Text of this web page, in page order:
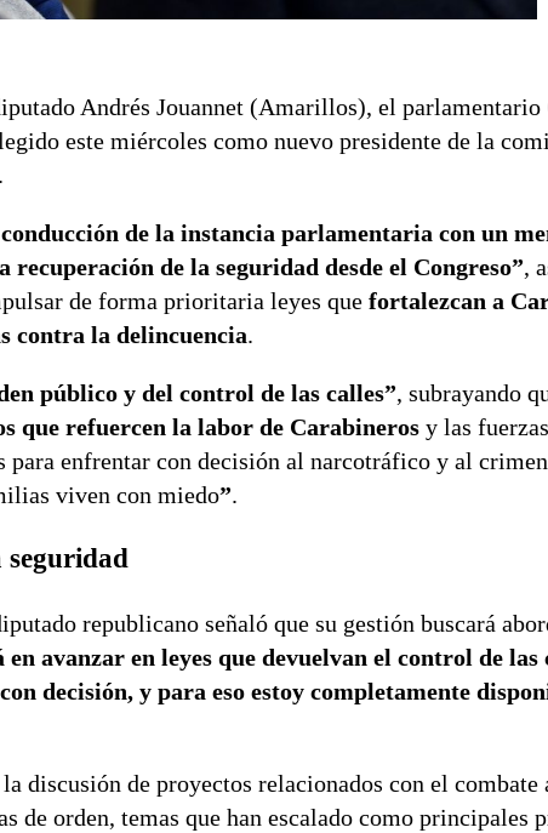
Andrés Jouannet (Amarillos), el parlamentario
este miércoles como nuevo presidente de la
de la instancia parlamentaria con un
de la seguridad desde el Congreso”,
de forma prioritaria leyes que fortalezcan a
contra la delincuencia.
público y del control de las calles”, subrayando
que refuercen la labor de Carabineros y las
enfrentar con decisión al narcotráfico y al
viven con miedo”.
seguridad
republicano señaló que su gestión buscará
en avanzar en leyes que devuelvan el control de
decisión, y para eso estoy completamente
discusión de proyectos relacionados con el combate
orden, temas que han escalado como principales